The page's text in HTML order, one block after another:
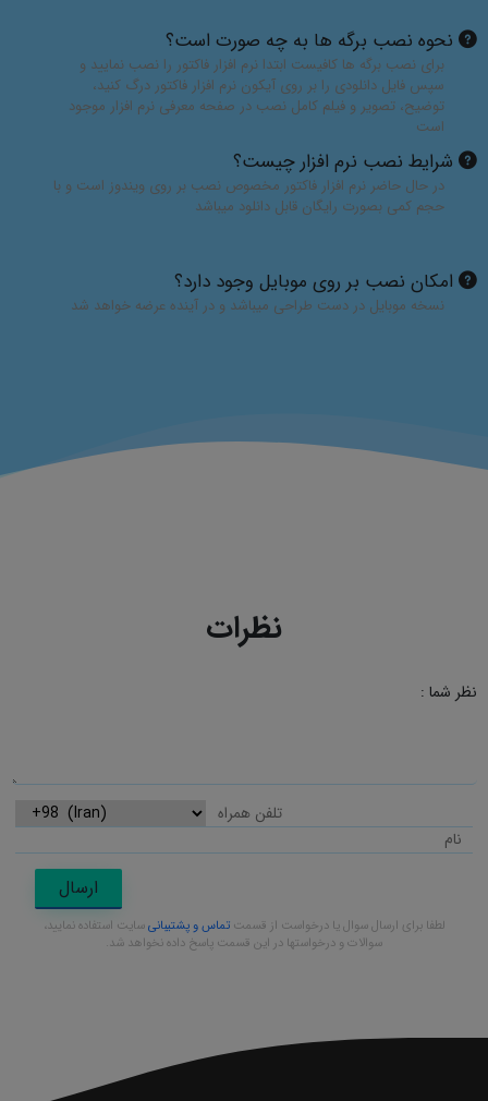
نحوه نصب برگه ها به چه صورت است؟
برای نصب برگه ها کافیست ابتدا نرم افزار فاکتور را نصب نمایید و
سپس فایل دانلودی را بر روی آیکون نرم افزار فاکتور درگ کنید،
توضیح، تصویر و فیلم کامل نصب در صفحه معرفی نرم افزار موجود
است
شرایط نصب نرم افزار چیست؟
در حال حاضر نرم افزار فاکتور مخصوص نصب بر روی ویندوز است و با
حجم کمی بصورت رایگان قابل دانلود میباشد
امکان نصب بر روی موبایل وجود دارد؟
نسخه موبایل در دست طراحی میباشد و در آینده عرضه خواهد شد
نظرات
نظر شما :
ارسال
لطفا برای ارسال سوال یا درخواست از قسمتتماس و پشتیبانیسایت استفاده نمایید،
سوالات و درخواستها در این قسمت پاسخ داده نخواهد شد.